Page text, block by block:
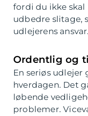
fordi du ikke
udbedre slitage,
udlejerens ansvar.
Ordentlig og
En seriøs
hverdagen. Det
løbende
problemer.